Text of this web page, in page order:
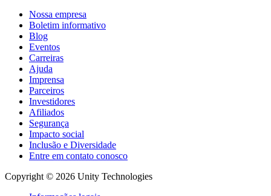
Nossa empresa
Boletim informativo
Blog
Eventos
Carreiras
Ajuda
Imprensa
Parceiros
Investidores
Afiliados
Segurança
Impacto social
Inclusão e Diversidade
Entre em contato conosco
Copyright © 2026 Unity Technologies